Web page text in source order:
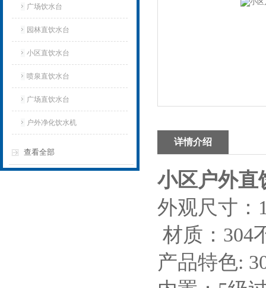
广场饮水台
园林直饮水台
小区直饮水台
喷泉直饮水台
广场直饮水台
户外净化饮水机
查看全部
详情介绍
小区户外直
外观尺寸：
材质：304
产品特色: